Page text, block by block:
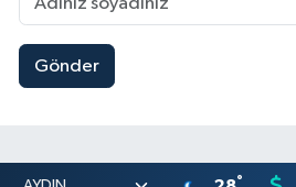
Gönder
°